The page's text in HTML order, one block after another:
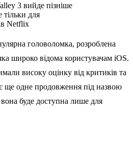
головоломка, розроблена
широко відома користувачам iOS.
високу оцінку від критиків та
ще одне продовження під назвою
буде доступна лише для